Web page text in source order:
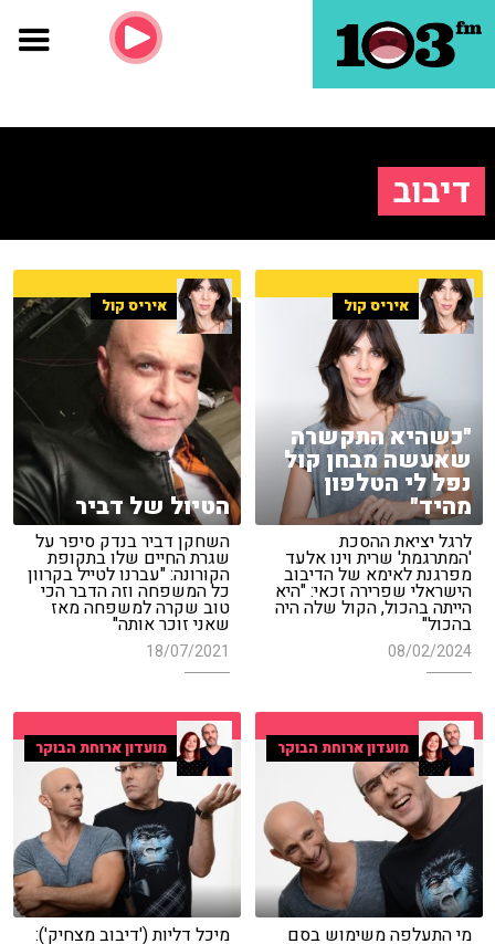
דיבוב
איריס קול
"כשהיא התקשרה
שאעשה מבחן קול
נפל לי הטלפון
מהיד"
לרגל יציאת ההסכת
'המתרגמת' שרית וינו אלעד
מפרגנת לאימא של הדיבוב
הישראלי שפרירה זכאי: "היא
הייתה בהכול, הקול שלה היה
בהכול"
08/02/2024
איריס קול
הטיול של דביר
השחקן דביר בנדק סיפר על
שגרת החיים שלו בתקופת
הקורונה: "עברנו לטייל בקרוון
כל המשפחה וזה הדבר הכי
טוב שקרה למשפחה מאז
שאני זוכר אותה"
18/07/2021
מועדון ארוחת הבוקר
מי התעלפה משימוש בסם
מועדון ארוחת הבוקר
מיכל דליות ('דיבוב מצחיק'):